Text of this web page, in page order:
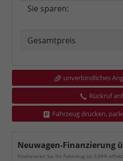
Sie sparen:
Gesamtpreis
unverbindliches
Rückruf
Fahrzeug drucken,
Neuwagen-Finanzierung
Finanzieren Sie Ihr Fahrzeug ab 5,99%